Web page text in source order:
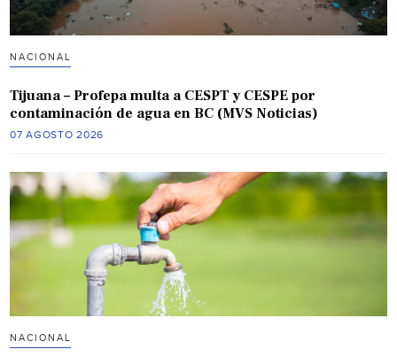
NACIONAL
Tijuana – Profepa multa a CESPT y CESPE por
contaminación de agua en BC (MVS Noticias)
07 AGOSTO 2026
NACIONAL